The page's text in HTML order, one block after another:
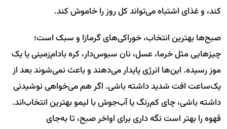
کند، و غذای اشتباه می‌تواند کل روز را خاموش کند.
صبح‌ها بهترین انتخاب، خوراکی‌های گرمازا و سبک است؛
چیزهایی مثل خرما، عسل، نان سبوس‌دار، کره بادام‌زمینی یا یک
موز رسیده. این‌ها انرژی پایدار می‌دهند و باعث نمی‌شوند بعد از
یک‌ساعت افت شدید داشته باشی. اگر هم می‌خواهی نوشیدنی
داشته باشی، چای کم‌رنگ یا آب‌جوش با لیمو بهترین انتخاب‌اند.
قهوه را بهتر است نگه داری برای اواخر صبح، تا به‌جای